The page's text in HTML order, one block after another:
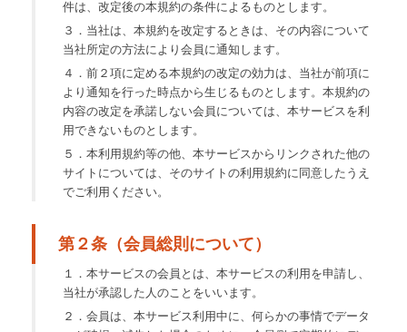
件は、改定後の本規約の条件によるものとします。
３．当社は、本規約を改定するときは、その内容について
当社所定の方法により会員に通知します。
４．前２項に定める本規約の改定の効力は、当社が前項に
より通知を行った時点から生じるものとします。本規約の
内容の改定を承諾しない会員については、本サービスを利
用できないものとします。
５．本利用規約等の他、本サービスからリンクされた他の
サイトについては、そのサイトの利用規約に同意したうえ
でご利用ください。
第２条（会員総則について）
１．本サービスの会員とは、本サービスの利用を申請し、
当社が承認した人のことをいいます。
２．会員は、本サービス利用中に、何らかの事情でデータ